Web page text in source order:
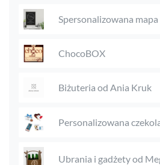
Spersonalizowana
ChocoBOX
Biżuteria od Ania Kruk
Personalizowana
Ubrania i gadżety od